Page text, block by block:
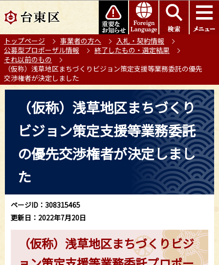
の
ー
ジ
先
頭
このページの本文へ移動
トップページ 事業者の方へ
入札・契約情報
公募型プロポーザル情報
終了したもの・選定結果
それ以前のもの
（仮称）浅草地区まちづくりビジョン策定支援等業務委託の優先
交渉権者が決定しました
（仮称）浅草地区まちづくり
ビジョン策定支援等業務委託
の優先交渉権者が決定しまし
た
ページID：308315465
更新日：2022年7月20日
（仮称）浅草地区まちづくりビジ